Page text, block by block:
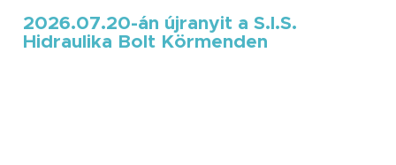
2026.07.20-án újranyit a S.I.S.
Hidraulika Bolt Körmenden